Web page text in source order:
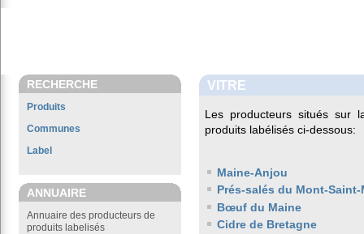
RECHERCHE
Produits
Communes
Label
ANNUAIRE
Annuaire des producteurs de
produits labelisés
VITRE
Les producteurs situés sur
produits labélisés ci-dessous:
Maine-Anjou
Prés-salés du Mont-
Bœuf du Maine
Cidre de Bretagne